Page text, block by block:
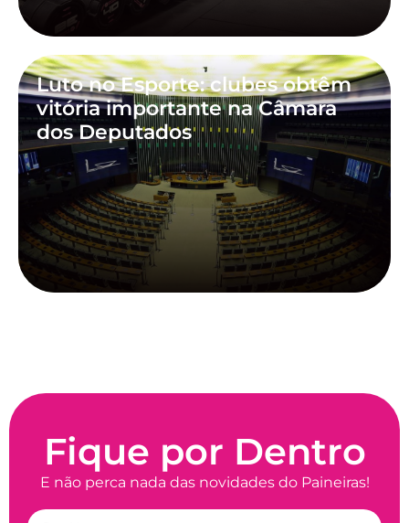
Luto no Esporte: clubes obtêm
vitória importante na Câmara
dos Deputados
Fique por Dentro
E não perca nada das novidades do Paineiras!